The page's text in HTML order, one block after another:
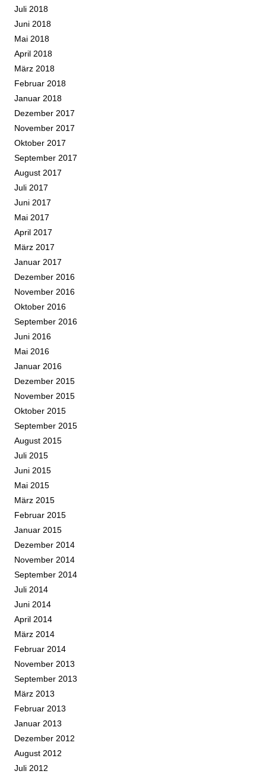
Juli 2018
Juni 2018
Mai 2018
April 2018
März 2018
Februar 2018
Januar 2018
Dezember 2017
November 2017
Oktober 2017
September 2017
August 2017
Juli 2017
Juni 2017
Mai 2017
April 2017
März 2017
Januar 2017
Dezember 2016
November 2016
Oktober 2016
September 2016
Juni 2016
Mai 2016
Januar 2016
Dezember 2015
November 2015
Oktober 2015
September 2015
August 2015
Juli 2015
Juni 2015
Mai 2015
März 2015
Februar 2015
Januar 2015
Dezember 2014
November 2014
September 2014
Juli 2014
Juni 2014
April 2014
März 2014
Februar 2014
November 2013
September 2013
März 2013
Februar 2013
Januar 2013
Dezember 2012
August 2012
Juli 2012